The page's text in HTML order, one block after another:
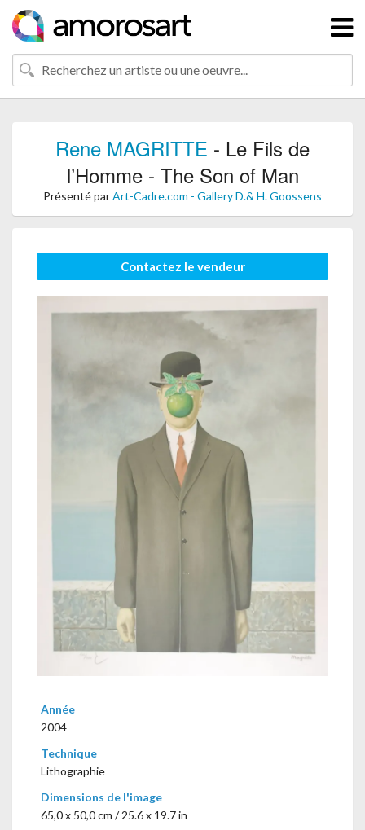
Rene MAGRITTE - Le Fils de
l’Homme - The Son of Man
Présenté parArt-Cadre.com - Gallery D.& H. Goossens
Contactez le vendeur
Année
2004
Technique
Lithographie
Dimensions de l'image
65,0 x 50,0 cm / 25.6 x 19.7 in